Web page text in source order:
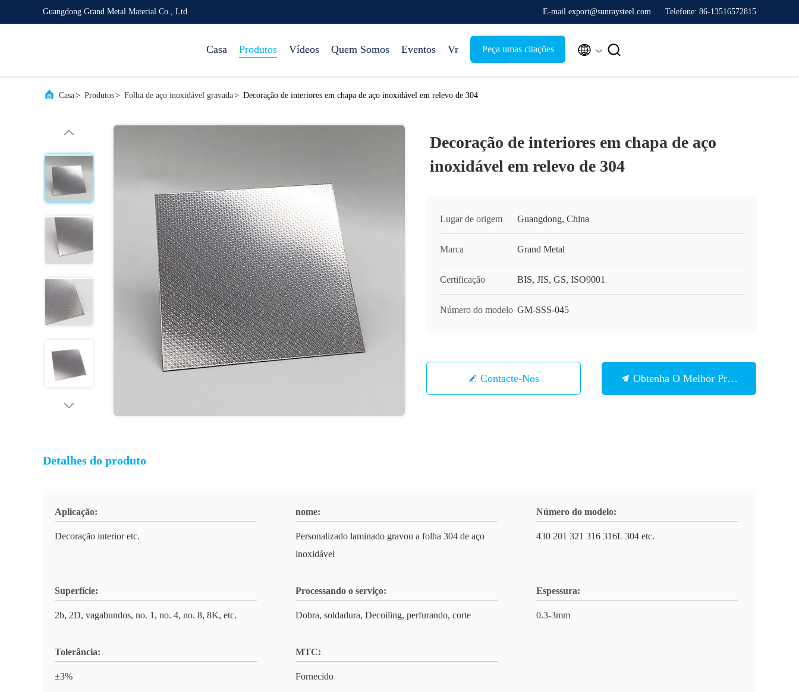
Guangdong Grand Metal Material Co., Ltd E-mail export@sunraysteel.com Telefone: 86-13516572815
Casa Produtos Vídeos Quem Somos Eventos Vr Peça umas citações  
Casa> Produtos> Folha de aço inoxidável gravada> Decoração de interiores em chapa de aço inoxidável em relevo de 304
Decoração de interiores em chapa de aço
inoxidável em relevo de 304
Lugar de origem Guangdong, China
Marca Grand Metal
Certificação BIS, JIS, GS, ISO9001
Número do modelo GM-SSS-045
Contacte-Nos Obtenha O Melhor Preço
Detalhes do produto
Aplicação:
Decoração interior etc.
nome:
Personalizado laminado gravou a folha 304 de aço
inoxidável
Número do modelo:
430 201 321 316 316L 304 etc.
Superfície:
2b, 2D, vagabundos, no. 1, no. 4, no. 8, 8K, etc.
Processando o serviço:
Dobra, soldadura, Decoiling, perfurando, corte
Espessura:
0.3-3mm
Tolerância:
±3%
MTC:
Fornecido